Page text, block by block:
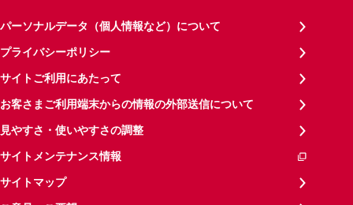
パーソナルデータ（個人情報など）について
プライバシーポリシー
サイトご利用にあたって
お客さまご利用端末からの情報の外部送信について
見やすさ・使いやすさの調整
サイトメンテナンス情報
サイトマップ